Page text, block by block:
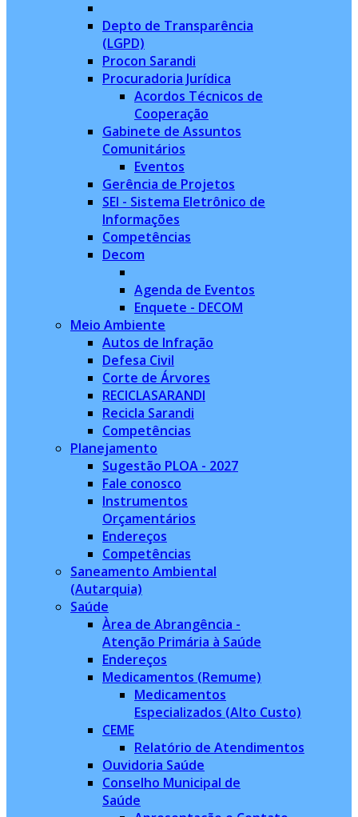
Depto de Transparência
(LGPD)
Procon Sarandi
Procuradoria Jurídica
Acordos Técnicos de
Cooperação
Gabinete de Assuntos
Comunitários
Eventos
Gerência de Projetos
SEI - Sistema Eletrônico de
Informações
Competências
Decom
Agenda de Eventos
Enquete - DECOM
Meio Ambiente
Autos de Infração
Defesa Civil
Corte de Árvores
RECICLASARANDI
Recicla Sarandi
Competências
Planejamento
Sugestão PLOA - 2027
Fale conosco
Instrumentos
Orçamentários
Endereços
Competências
Saneamento Ambiental
(Autarquia)
Saúde
Àrea de Abrangência -
Atenção Primária à Saúde
Endereços
Medicamentos (Remume)
Medicamentos
Especializados (Alto Custo)
CEME
Relatório de Atendimentos
Ouvidoria Saúde
Conselho Municipal de
Saúde